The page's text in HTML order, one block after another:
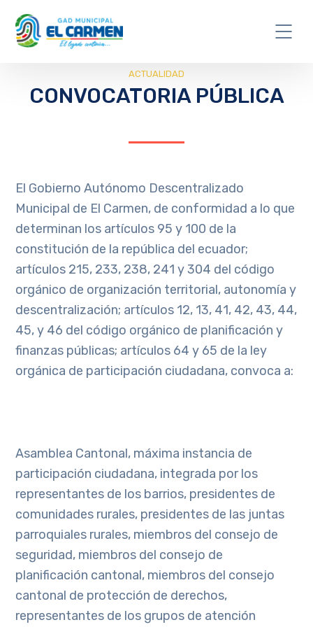
ACTUALIDAD
CONVOCATORIA PÚBLICA
El Gobierno Autónomo Descentralizado
Municipal de El Carmen, de conformidad a lo que
determinan los artículos 95 y 100 de la
constitución de la república del ecuador;
artículos 215, 233, 238, 241 y 304 del código
orgánico de organización territorial, autonomía y
descentralización; artículos 12, 13, 41, 42, 43, 44,
45, y 46 del código orgánico de planificación y
finanzas públicas; artículos 64 y 65 de la ley
orgánica de participación ciudadana, convoca a:
Asamblea Cantonal, máxima instancia de
participación ciudadana, integrada por los
representantes de los barrios, presidentes de
comunidades rurales, presidentes de las juntas
parroquiales rurales, miembros del consejo de
seguridad, miembros del consejo de
planificación cantonal, miembros del consejo
cantonal de protección de derechos,
representantes de los grupos de atención